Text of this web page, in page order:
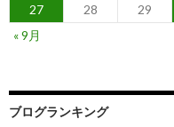
27
28 29
« 9月
ブログランキング